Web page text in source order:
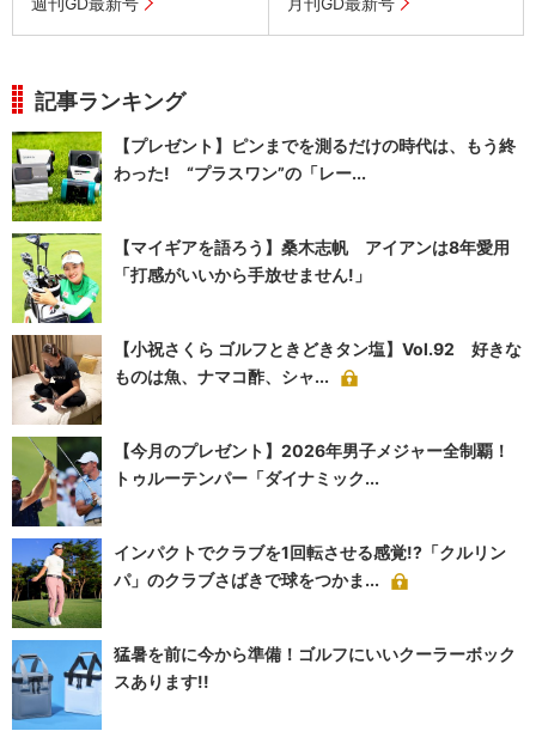
記事ランキング
【プレゼント】ピンまでを測るだけの時代は、もう終
わった! “プラスワン”の「レー...
【マイギアを語ろう】桑木志帆 アイアンは8年愛用
「打感がいいから手放せません!」
【小祝さくら ゴルフときどきタン塩】Vol.92 好きな
ものは魚、ナマコ酢、シャ...
【今月のプレゼント】2026年男子メジャー全制覇！
トゥルーテンパー「ダイナミック...
インパクトでクラブを1回転させる感覚!?「クルリン
パ」のクラブさばきで球をつかま...
猛暑を前に今から準備！ゴルフにいいクーラーボック
スあります!!